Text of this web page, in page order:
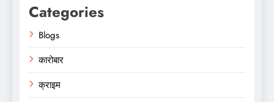
Categories
Blogs
कारोबार
क्राइम